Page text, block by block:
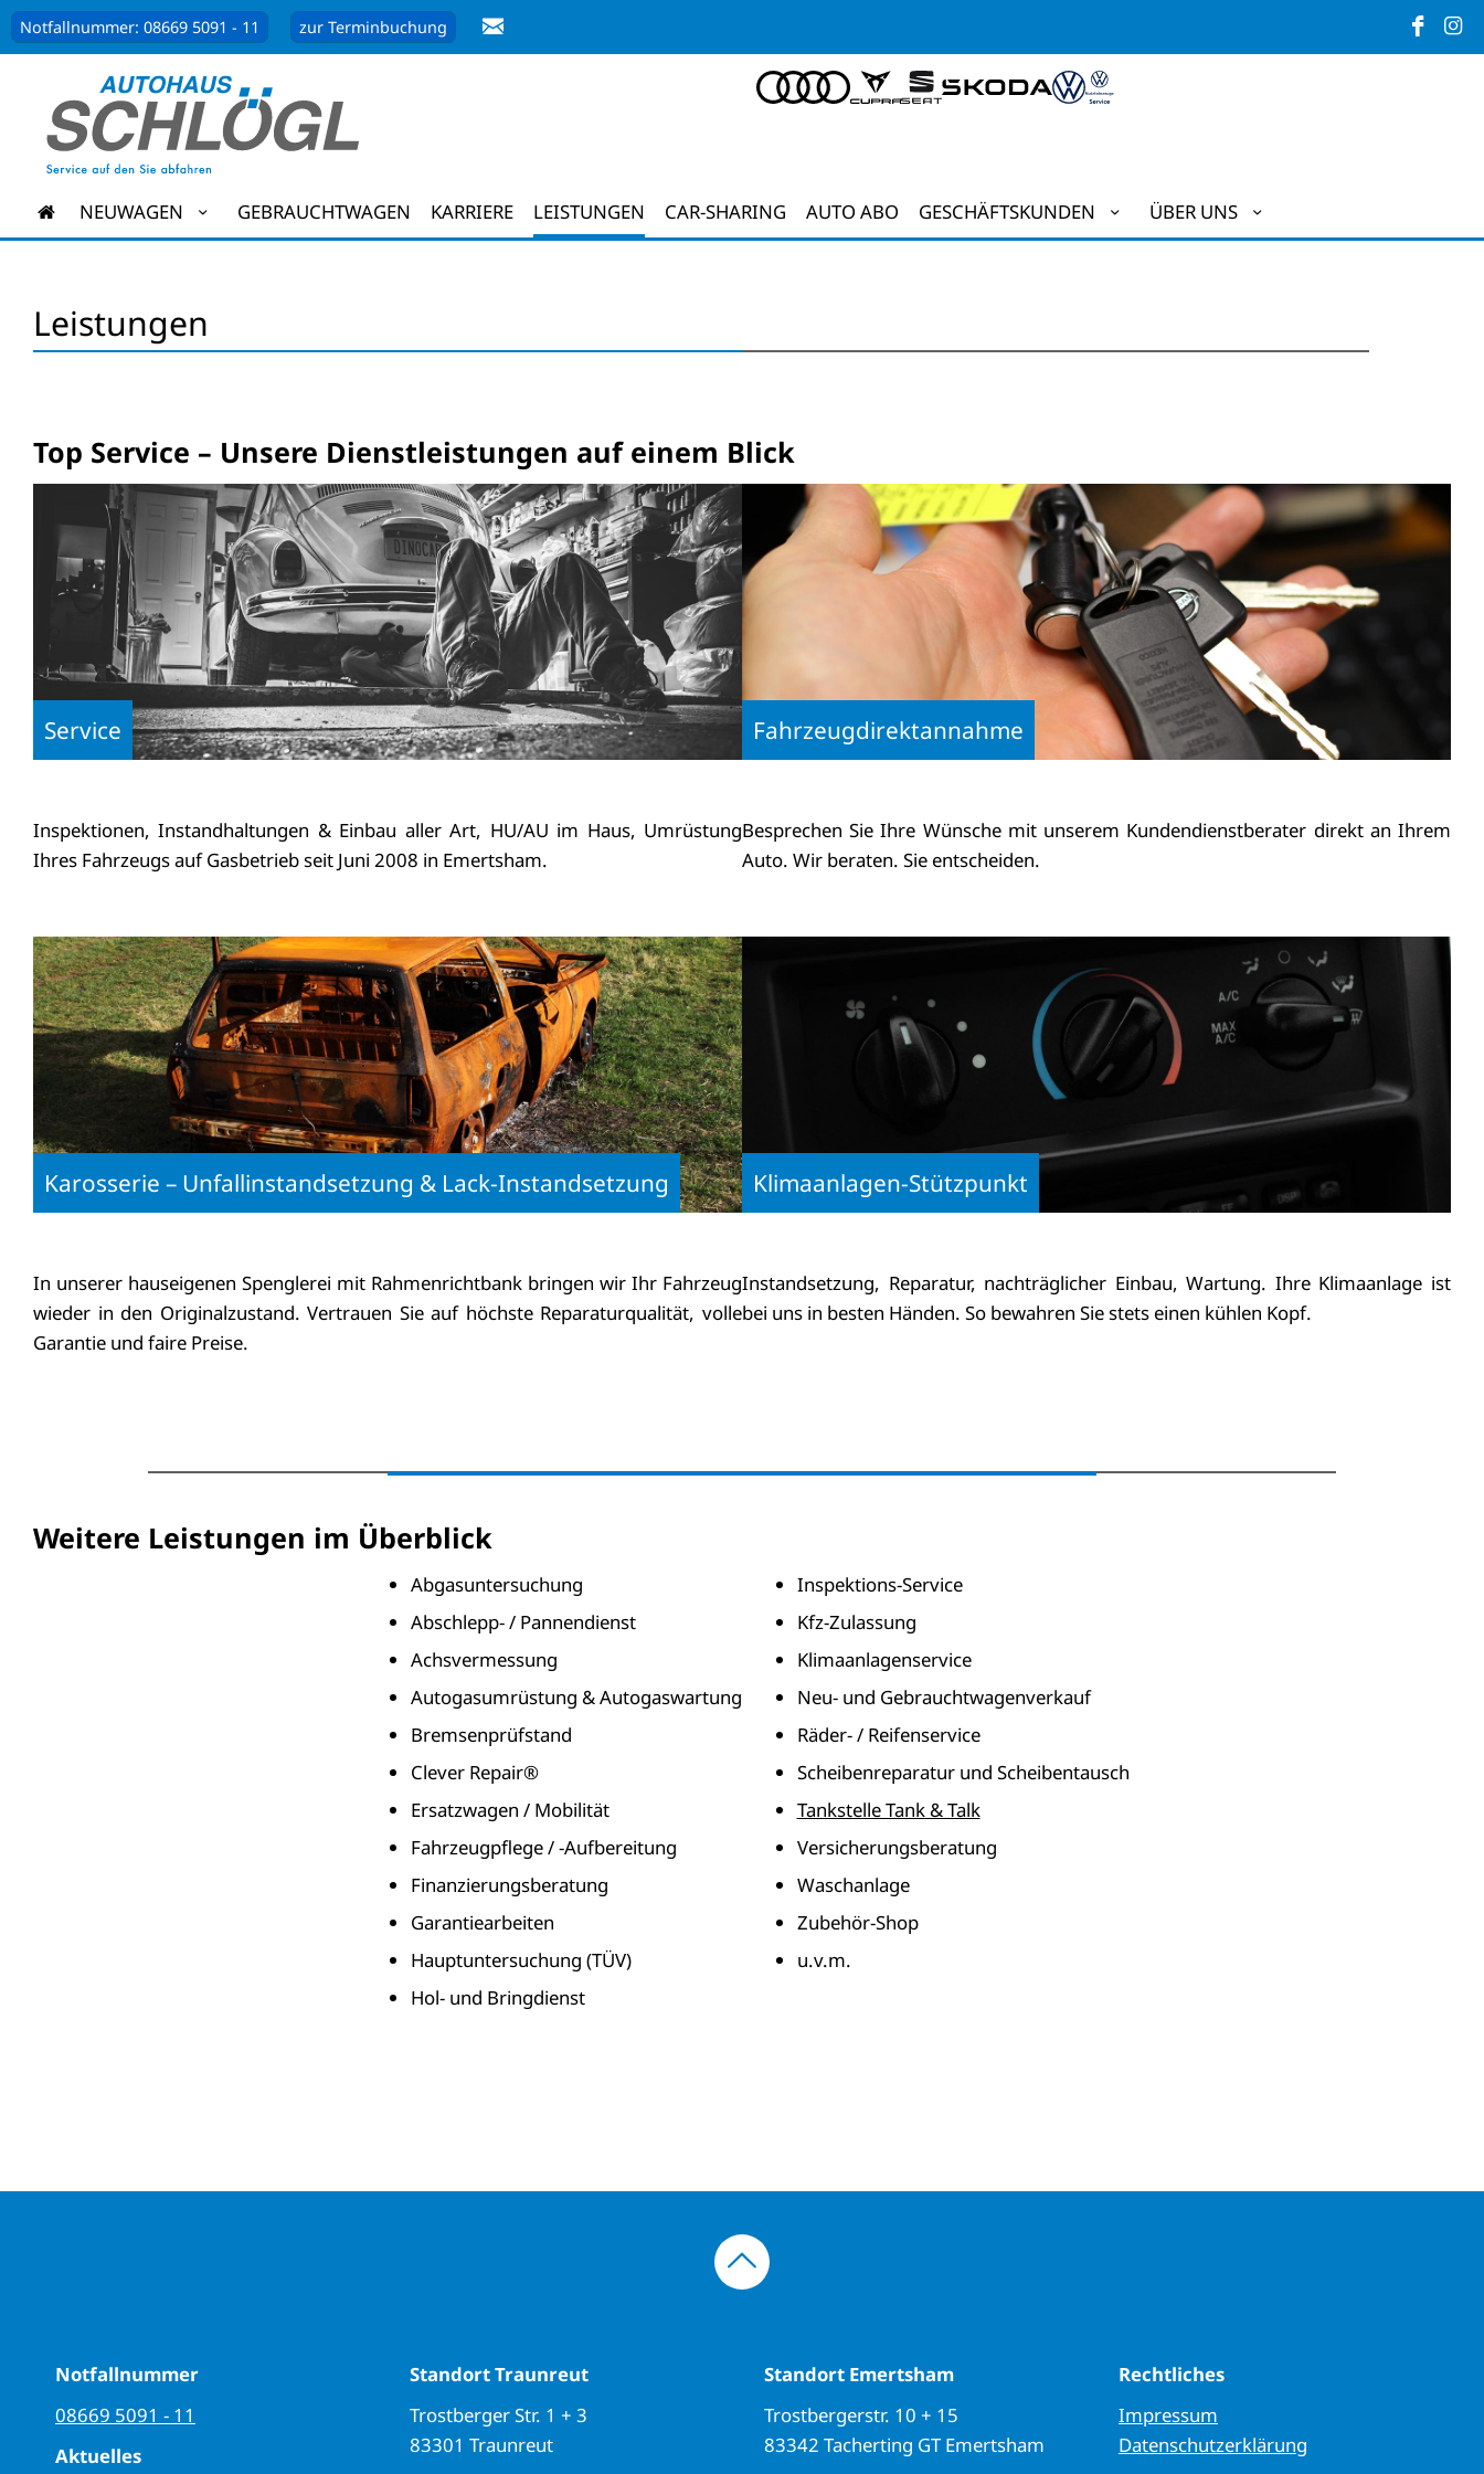
Notfallnummer: 08669 5091 - 11 zur Terminbuchung
NEUWAGEN GEBRAUCHTWAGEN KARRIERE LEISTUNGEN CAR-SHARING AUTO ABO GESCHÄFTSKUNDEN ÜBER UNS
Leistungen
Top Service – Unsere Dienstleistungen auf einem Blick
Service
Inspektionen, Instandhaltungen & Einbau aller Art, HU/AU im Haus, Umrüstung
Ihres Fahrzeugs auf Gasbetrieb seit Juni 2008 in Emertsham.
Fahrzeugdirektannahme
Besprechen Sie Ihre Wünsche mit unserem Kundendienstberater direkt an Ihrem
Auto. Wir beraten. Sie entscheiden.
Karosserie – Unfallinstandsetzung & Lack-Instandsetzung
In unserer hauseigenen Spenglerei mit Rahmenrichtbank bringen wir Ihr Fahrzeug
wieder in den Originalzustand. Vertrauen Sie auf höchste Reparaturqualität, volle
Garantie und faire Preise.
Klimaanlagen-Stützpunkt
Instandsetzung, Reparatur, nachträglicher Einbau, Wartung. Ihre Klimaanlage ist
bei uns in besten Händen. So bewahren Sie stets einen kühlen Kopf.
Weitere Leistungen im Überblick
Abgasuntersuchung
Abschlepp- / Pannendienst
Achsvermessung
Autogasumrüstung & Autogaswartung
Bremsenprüfstand
Clever Repair®
Ersatzwagen / Mobilität
Fahrzeugpflege / -Aufbereitung
Finanzierungsberatung
Garantiearbeiten
Hauptuntersuchung (TÜV)
Hol- und Bringdienst
Inspektions-Service
Kfz-Zulassung
Klimaanlagenservice
Neu- und Gebrauchtwagenverkauf
Räder- / Reifenservice
Scheibenreparatur und Scheibentausch
Tankstelle Tank & Talk
Versicherungsberatung
Waschanlage
Zubehör-Shop
u.v.m.
Notfallnummer
08669 5091 - 11
Aktuelles
Standort Traunreut
Trostberger Str. 1 + 3
83301 Traunreut
Standort Emertsham
Trostbergerstr. 10 + 15
83342 Tacherting GT Emertsham
Rechtliches
Impressum
Datenschutzerklärung